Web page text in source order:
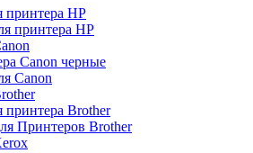
принтера HP
принтера HP
Сanon черные
Сanon
Brother
Принтеров Brother